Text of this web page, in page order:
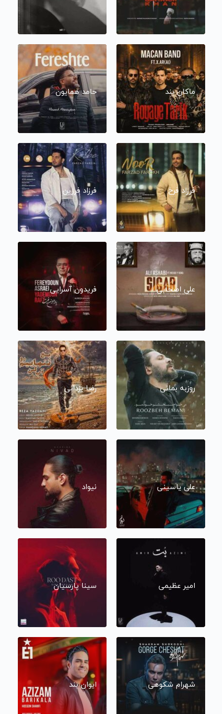
ماکان بند حامد همایون
فرزاد فرخ فرزاد فرزین
علی اصحابی فریدون آسرایی
روزبه بمانی رضا یزدانی
علی یاسینی نیواد
امیر عظیمی سینا پارسیان
شهرام شکوهی ایوان بند